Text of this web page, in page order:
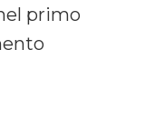
primo